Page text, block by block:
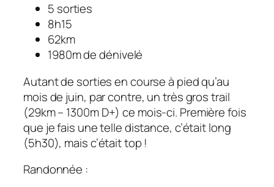
5 sorties
8h15
62km
1980m de dénivelé
Autant de sorties en course à pied qu’au
mois de juin, par contre, un très gros trail
(29km – 1300m D+) ce mois-ci. Première fois
que je fais une telle distance, c’était long
(5h30), mais c’était top !
Randonnée :